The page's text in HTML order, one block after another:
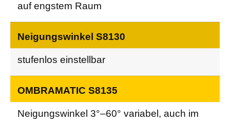
auf engstem Raum
Neigungswinkel S8130
stufenlos einstellbar
OMBRAMATIC S8135
Neigungswinkel 3°–60° variabel, auch im